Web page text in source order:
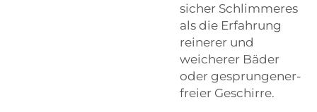
sicher Schlimmeres
als die Erfahrung
reinerer und
weicherer Bäder
oder gesprungener-
freier Geschirre.